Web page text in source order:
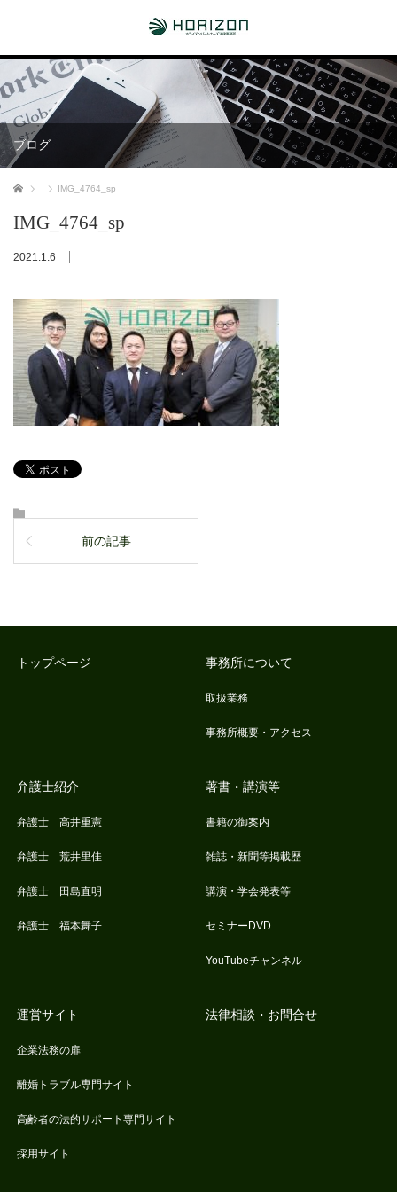
ブログ
ホーム IMG_4764_sp
IMG_4764_sp
2021.1.6
前の記事
トップページ 事務所について
取扱業務
事務所概要・アクセス
弁護士紹介
弁護士 高井重憲
弁護士 荒井里佳
弁護士 田島直明
弁護士 福本舞子
著書・講演等
書籍の御案内
雑誌・新聞等掲載歴
講演・学会発表等
セミナーDVD
YouTubeチャンネル
運営サイト
企業法務の扉
離婚トラブル専門サイト
高齢者の法的サポート専門サイト
採用サイト
法律相談・お問合せ